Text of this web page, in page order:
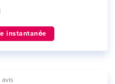
instantanée